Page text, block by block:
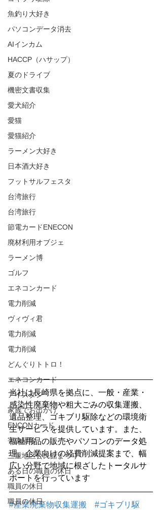
魚釣り大好き
パソコンデータ消去
AIインカム
HACCP（ハサップ）
夏のドライブ
機密文書収集
愛犬紹介
愛猫
愛猫紹介
ラーメン大好き
日本酒大好き
フットサルフェスタ
台湾旅行
台湾旅行
節電カードENECON
廃材利用オブジェ
ラーメン博
ゴルフ
エネコンカード
電力削減
ヴィヴィ君
電力削減
電力削減
どんぐりトトロ！
エネコンカード
アイスタン
家族でお出かけ
ENCONカード
害虫駆除
三重地区公民館まつり
ある日の職員の休日
職員の休日
職員の休日
当社は長崎県を拠点に、一般・産業・
感染性廃棄物や粗大ごみの収集運搬、
遺品整理、ゴキブリ駆除などの環境衛
生サービスを提供しています。また、
福祉用品の販売やパソコンのデータ処
理、企業向けの経費削減提案まで、幅
広い分野で地域に根ざしたトータルサ
ポートを行っています
#産業廃棄物収集運搬
#ゴキブリ駆